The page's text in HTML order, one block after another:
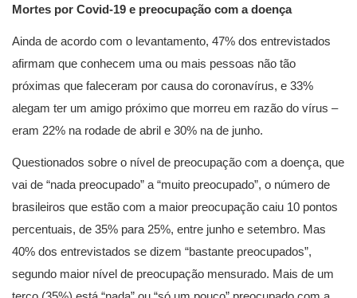
Mortes por Covid-19 e preocupação com a doença
Ainda de acordo com o levantamento, 47% dos entrevistados
afirmam que conhecem uma ou mais pessoas não tão
próximas que faleceram por causa do coronavírus, e 33%
alegam ter um amigo próximo que morreu em razão do vírus –
eram 22% na rodade de abril e 30% na de junho.
Questionados sobre o nível de preocupação com a doença, que
vai de “nada preocupado” a “muito preocupado”, o número de
brasileiros que estão com a maior preocupação caiu 10 pontos
percentuais, de 35% para 25%, entre junho e setembro. Mas
40% dos entrevistados se dizem “bastante preocupados”,
segundo maior nível de preocupação mensurado. Mais de um